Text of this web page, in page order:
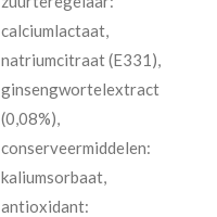
calciumlactaat,
natriumcitraat (E331),
ginsengwortelextract
(0,08%),
conserveermiddelen:
kaliumsorbaat,
antioxidant: